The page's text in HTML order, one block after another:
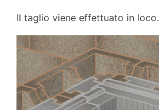
Il taglio viene effettuato in loco.